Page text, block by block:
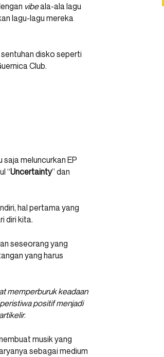
vibeala-ala lagu
lagu-lagu mereka
disko seperti
Club.
meluncurkan EP
“Uncertainty” dan
hal pertama yang
diri kita.
seseorang yang
yang harus
memperburuk keadaan
positif menjadi
.
musik yang
sebagai medium